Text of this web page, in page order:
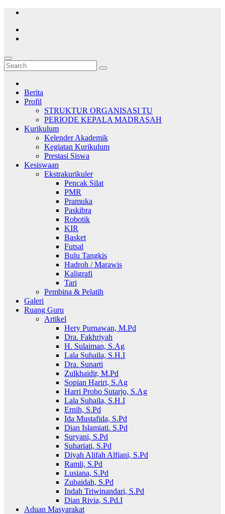
Skip
content
Berita
Profil
STRUKTUR ORGANISASI TU
PERIODE KEPALA MADRASAH
Kurikulum
Kelender Akademik
Kegiatan Kurikulum
Prestasi Siswa
Kesiswaan
Ekstrakurikuler
Pencak Silat
PMR
Pramuka
Paskibra
Robotik
KIR
Basket
Futsal
Bulu Tangkis
Hadroh / Marawis
Kaligrafi
Tari
Pembina & Pelatih
Galeri
Ruang Guru
Artikel
Hery Purnawan, M.Pd
Dra. Fakhriyah
H. Sulaiman, S.Ag
Lala Suhaila, S.H.I
Dra. Sunarti
Zulkhaidir, M.Pd
Sopian Hariri, S.Ag
Harri Probo Sutarjo, S.Ag
Lala Suhaila, S.H.I
Ernih, S.Pd
Ida Mustafida, S.Pd
Dian Islamiati. S.Pd
Suryani, S.Pd
Suhariati, S.Pd
Diyah Alifah Alfiani, S.Pd
Ramli, S.Pd
Lusiana, S.Pd
Zubaidah, S.Pd
Indah Triwinandari, S.Pd
Dian Rivia, S.Pd.I
Aduan Masyarakat